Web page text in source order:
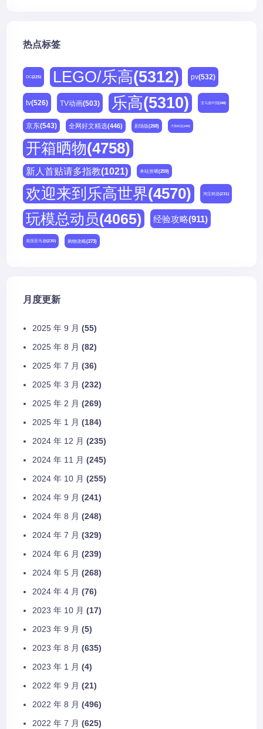
热点标签
DC(225) LEGO/乐高(5312) pv(532)
tv(526) TV动画(503) 乐高(5310) 亚马逊中国(188)
京东(543) 全网好文精选(446) 剧场版(268) 天猫精选(180)
开箱晒物(4758)
新人首贴请多指教(1021) 本站首晒(259)
欢迎来到乐高世界(4570) 淘宝精选(231)
玩模总动员(4065) 经验攻略(911)
美国亚马逊(230) 购物攻略(273)
月度更新
2025 年 9 月 (55)
2025 年 8 月 (82)
2025 年 7 月 (36)
2025 年 3 月 (232)
2025 年 2 月 (269)
2025 年 1 月 (184)
2024 年 12 月 (235)
2024 年 11 月 (245)
2024 年 10 月 (255)
2024 年 9 月 (241)
2024 年 8 月 (248)
2024 年 7 月 (329)
2024 年 6 月 (239)
2024 年 5 月 (268)
2024 年 4 月 (76)
2023 年 10 月 (17)
2023 年 9 月 (5)
2023 年 8 月 (635)
2023 年 1 月 (4)
2022 年 9 月 (21)
2022 年 8 月 (496)
2022 年 7 月 (625)